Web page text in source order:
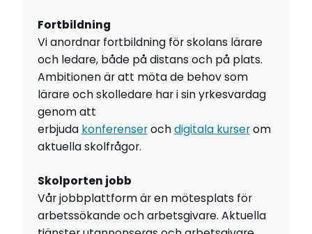
Fortbildning
Vi anordnar fortbildning för skolans lärare
och ledare, både på distans och på plats.
Ambitionen är att möta de behov som
lärare och skolledare har i sin yrkesvardag
genom att
erbjuda konferenserochdigitala kurserom
aktuella skolfrågor.
Skolporten jobb
Vår jobbplattform är en mötesplats för
arbetssökande och arbetsgivare. Aktuella